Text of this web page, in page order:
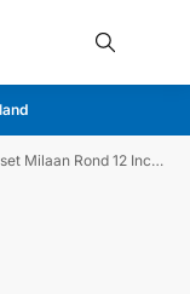
Rond 12 Inch Muur RVS